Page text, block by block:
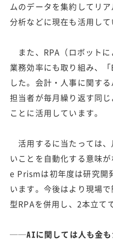
ムのデータを集約してリア
分析などに現在も活用して
また、RPA（ロボット
業務効率にも取り組み、
した。会計・人事に関する
担当者が毎月繰り返す同
ことに活用しています。
活用するに当たっては
いことを自動化する意味
e Prismは初年度は研究開
います。今後はより現場
型RPAを併用し、2本立て
──AIに関しては人も金も